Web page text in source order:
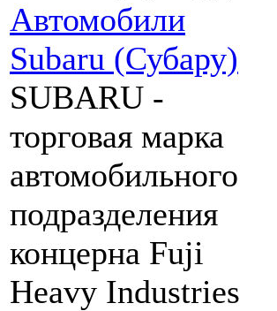
Автомобили
Subaru (Субару)
SUBARU -
торговая марка
автомобильного
подразделения
концерна Fuji
Heavy Industries